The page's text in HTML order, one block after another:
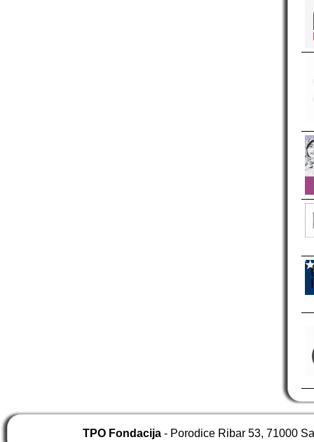
TPO Fondacija - Porodice Ribar 53, 71000